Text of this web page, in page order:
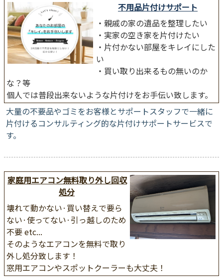
不用品片付けサポート
・親戚の家の遺品を整理したい
・実家の空き家を片付けたい
・片付かない部屋をキレイにした
い
・買い取り出来るもの無いのか
な？等
個人では普段出来ないような片付けをお手伝い致します。
大量の不要品やゴミをお客様とサポートスタッフで一緒に
片付けるコンサルティング的な片付けサポートサービスで
す。
家庭用エアコン無料取り外し回収
処分
壊れて動かない·買い替えで要ら
ない·使ってない·引っ越しのため
不要 etc...
そのようなエアコンを無料で取り
外し処分致します！
窓用エアコンやスポットクーラーも大丈夫！